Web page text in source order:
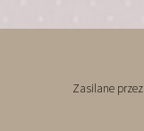
Zasilane przez